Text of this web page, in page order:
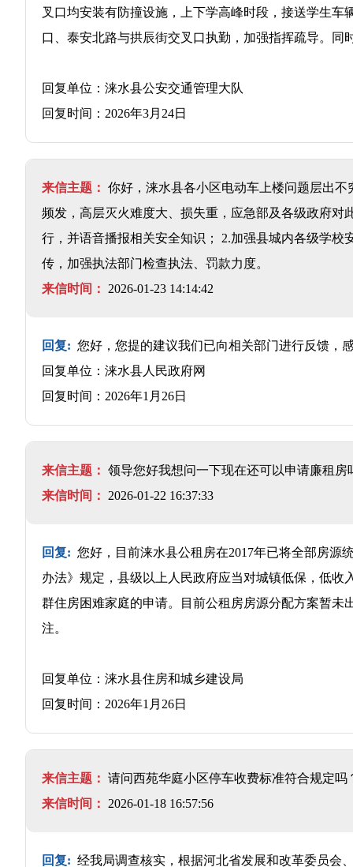
叉口均安装有防撞设施，上下学高峰时段，接送学生
口、泰安北路与拱辰街交叉口执勤，加强指挥疏导。
回复单位：涞水县公安交通管理大队
回复时间：2026年3月24日
来信主题： 你好，涞水县各小区电动车上楼问题层出
频发，高层灭火难度大、损失重，应急部及各级政府
行，并语音播报相关安全知识； 2.加强县城内各级学
传，加强执法部门检查执法、罚款力度。
来信时间：
2026-01-23 14:14:42
回复: 您好，您提的建议我们已向相关部门进行反馈，
回复单位：涞水县人民政府网
回复时间：2026年1月26日
来信主题： 领导您好我想问一下现在还可以申请廉租房
来信时间：
2026-01-22 16:37:33
回复: 您好，目前涞水县公租房在2017年已将全部房源
办法》规定，县级以上人民政府应当对城镇低保，低
群住房困难家庭的申请。目前公租房房源分配方案暂未
注。
回复单位：涞水县住房和城乡建设局
回复时间：2026年1月26日
来信主题： 请问西苑华庭小区停车收费标准符合规定
来信时间：
2026-01-18 16:57:56
回复: 经我局调查核实，根据河北省发展和改革委员会